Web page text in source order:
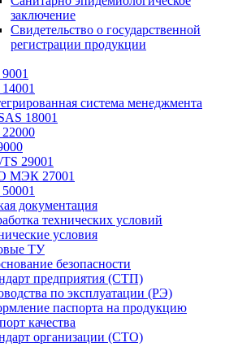
заключение
Свидетельство о государственной
регистрации продукции
система менеджмента
18001
29001
МЭК 27001
документация
технических условий
условия
ТУ
безопасности
предприятия (СТП)
по эксплуатации (РЭ)
паспорта на продукцию
качества
организации (СТО)